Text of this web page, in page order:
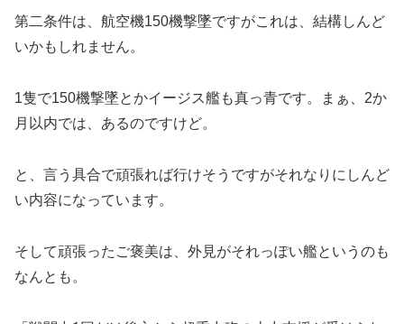
第二条件は、航空機150機撃墜ですがこれは、結構しんど
いかもしれません。
1隻で150機撃墜とかイージス艦も真っ青です。まぁ、2か
月以内では、あるのですけど。
と、言う具合で頑張れば行けそうですがそれなりにしんど
い内容になっています。
そして頑張ったご褒美は、外見がそれっぽい艦というのも
なんとも。